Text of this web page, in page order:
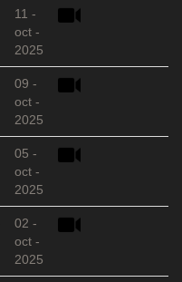
11 -
oct -
2025
09 -
oct -
2025
05 -
oct -
2025
02 -
oct -
2025